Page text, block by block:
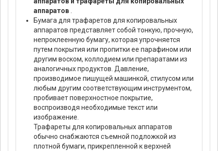
аппаратов
Бумага для трафаретов для копировальных
аппаратов представляет собой тонкую, прочную,
непроклеенную бумагу, которая упрочняется
путем покрытия или пропитки ее парафином или
другим воском, коллодием или препаратами из
аналогичных продуктов. Давление,
производимое пишущей машинкой, стилусом или
любым другим соответствующим инструментом,
пробивает поверхностное покрытие,
воспроизводя необходимые текст или
изображение.
Трафареты для копировальных аппаратов
обычно снабжаются съемной подложкой из
плотной бумаги, прикрепленной к верхней